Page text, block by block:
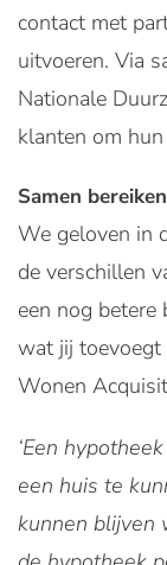
contact met
uitvoeren. Via
Nationale
klanten om
Samen
We geloven in
de verschillen
een nog betere
wat jij toevoegt
Wonen
‘Een
een huis te
kunnen blijven